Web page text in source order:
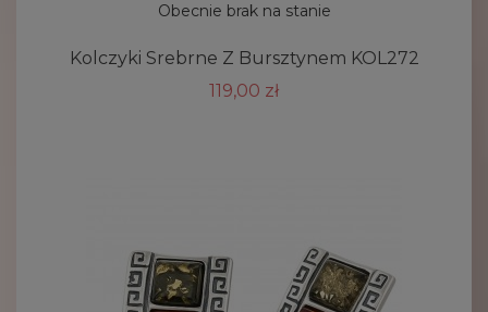
Obecnie brak na stanie
Kolczyki Srebrne Z Bursztynem KOL272
119,00 zł